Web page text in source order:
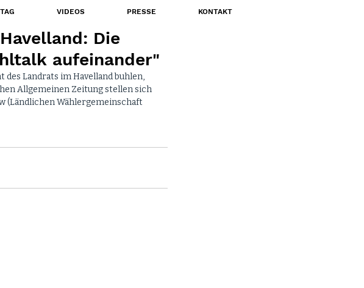
Die
aufeinander"
des Landrats im Havelland buhlen,
Allgemeinen Zeitung stellen sich
(Ländlichen Wählergemeinschaft
VIDEOS PRESSE KONTAKT